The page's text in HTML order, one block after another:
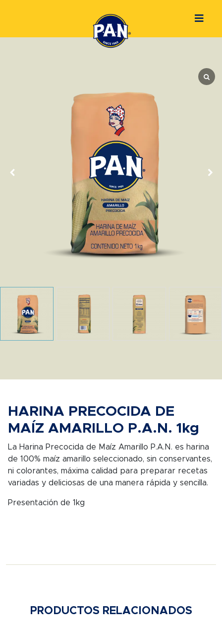
HARINA PRECOCIDA DE
MAÍZ AMARILLO P.A.N. 1kg
La Harina Precocida de Maíz Amarillo P.A.N. es harina
de 100% maíz amarillo seleccionado, sin conservantes,
ni colorantes, máxima calidad para preparar recetas
variadas y deliciosas de una manera rápida y sencilla.
Presentación de 1kg
PRODUCTOS RELACIONADOS